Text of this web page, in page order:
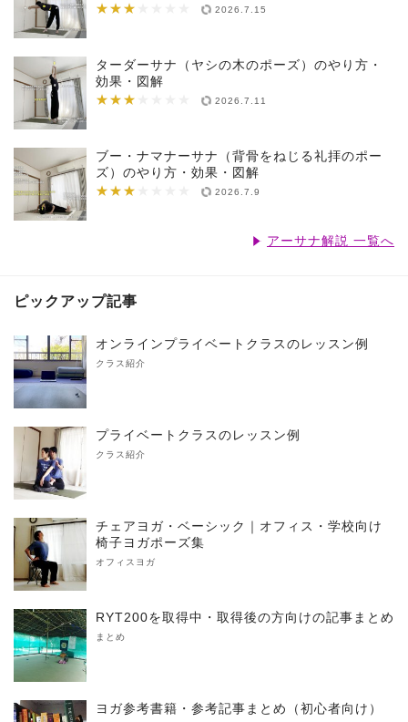
★★★
★★★★★★★ 2026.7.15
ターダーサナ（ヤシの木のポーズ）のやり方・
効果・図解
★★★
★★★★★★★ 2026.7.11
ブー・ナマナーサナ（背骨をねじる礼拝のポー
ズ）のやり方・効果・図解
★★★
★★★★★★★ 2026.7.9
アーサナ解説 一覧へ
ピックアップ記事
オンラインプライベートクラスのレッスン例
クラス紹介
プライベートクラスのレッスン例
クラス紹介
チェアヨガ・ベーシック｜オフィス・学校向け
椅子ヨガポーズ集
オフィスヨガ
RYT200を取得中・取得後の方向けの記事まとめ
まとめ
ヨガ参考書籍・参考記事まとめ（初心者向け）